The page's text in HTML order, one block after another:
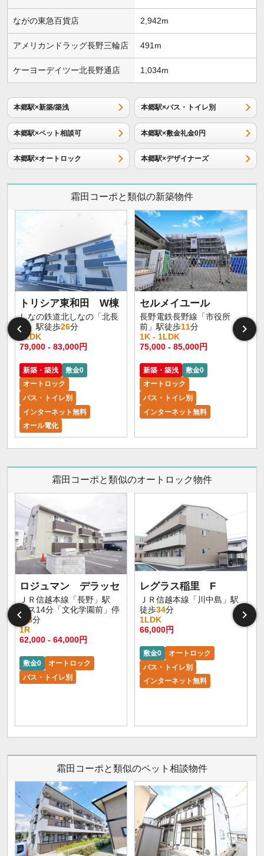
ながの東急百貨店 2,942m
アメリカンドラッグ長野三輪店 491m
ケーヨーデイツー北長野通店 1,034m
本郷駅×新築/築浅 本郷駅×バス・トイレ別
本郷駅×ペット相談可 本郷駅×敷金礼金0円
本郷駅×オートロック 本郷駅×デザイナーズ
霜田コーポと類似の新築物件
トリシア東和田 W棟
しなの鉄道北しなの「北長
野」駅徒歩26分
1LDK
79,000 - 83,000円
新築・築浅
敷金0
オートロック
バス・トイレ別
インターネット無料
オール電化
セルメイユール
長野電鉄長野線「市役所
前」駅徒歩11分
1K - 1LDK
75,000 - 85,000円
新築・築浅
敷金0
オートロック
バス・トイレ別
インターネット無料
霜田コーポと類似のオートロック物件
ロジュマン デラッセ
ＪＲ信越本線「長野」駅
バス14分「文化学園前」停
歩 3分
1R
62,000 - 64,000円
敷金0
オートロック
バス・トイレ別
レグラス稲里 F
ＪＲ信越本線「川中島」駅
徒歩34分
1LDK
66,000円
敷金0
オートロック
バス・トイレ別
インターネット無料
霜田コーポと類似のペット相談物件